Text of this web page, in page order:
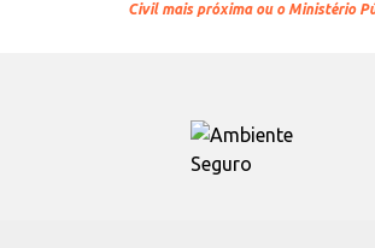
Civil mais próxima ou o Ministério